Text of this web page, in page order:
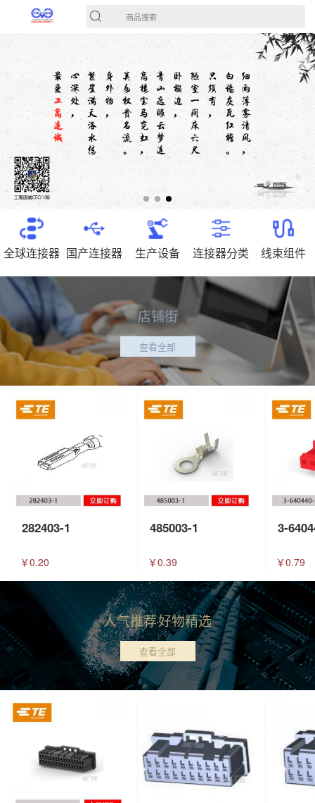
商品搜索
全球连接器 国产连接器 生产设备 连接器分类 线束组件
店铺街
查看全部
282403-1
￥0.20
485003-1
￥0.39
3-
￥0.79
人气推荐好物精选
查看全部